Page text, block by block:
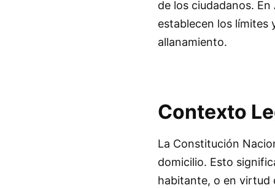
de los ciudadanos.
establecen los límites
allanamiento.
Contexto
La Constitución
domicilio. Esto
habitante, o en virtud